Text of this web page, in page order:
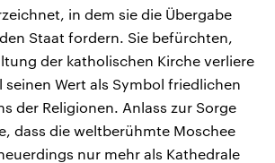
in dem sie die Übergabe
Staat fordern. Sie befürchten,
der katholischen Kirche verliere
seinen Wert als Symbol friedlichen
der Religionen. Anlass zur Sorge
dass die weltberühmte Moschee
nur mehr als Kathedrale